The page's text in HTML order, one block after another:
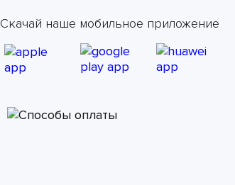
Скачай наше мобильное приложение